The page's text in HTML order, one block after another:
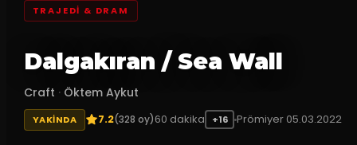
TRAJEDI & DRAM
Dalgakıran / Sea Wall
Craft · Öktem Aykut
YAKINDA 7.2(328 oy)60 dakika +16 Prömiyer 05.03.2022